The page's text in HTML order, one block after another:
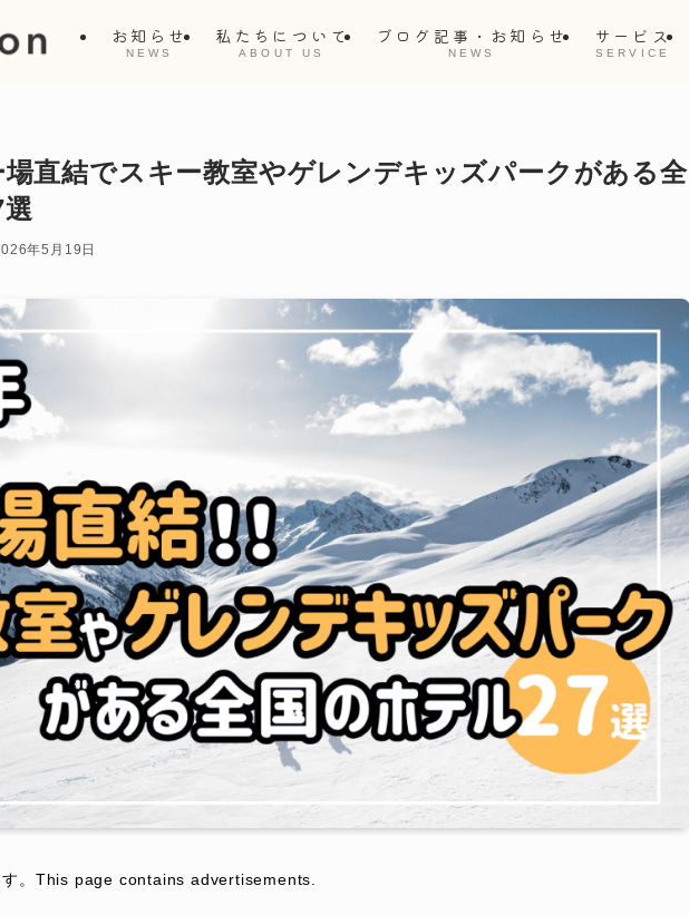
お知らせ
NEWS
私たちについて
ABOUT US
ブログ記事・お知らせ
NEWS
サービス
SERVICE
直結でスキー教室やゲレンデキッズパークがある全
年5月19日
す。This page contains advertisements.